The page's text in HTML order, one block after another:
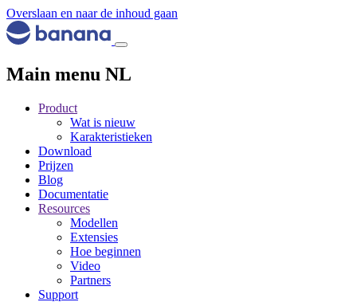
Overslaan en naar de inhoud gaan
Main menu NL
Product
Wat is nieuw
Karakteristieken
Download
Prijzen
Blog
Documentatie
Resources
Modellen
Extensies
Hoe beginnen
Video
Partners
Support